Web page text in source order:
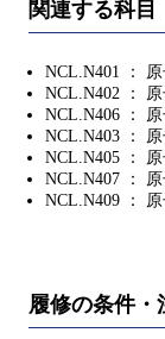
関連する科目
NCL.N401 ：
NCL.N402 ：
NCL.N406 ：
NCL.N403 ：
NCL.N405 ：
NCL.N407 ：
NCL.N409 ：
履修の条件・